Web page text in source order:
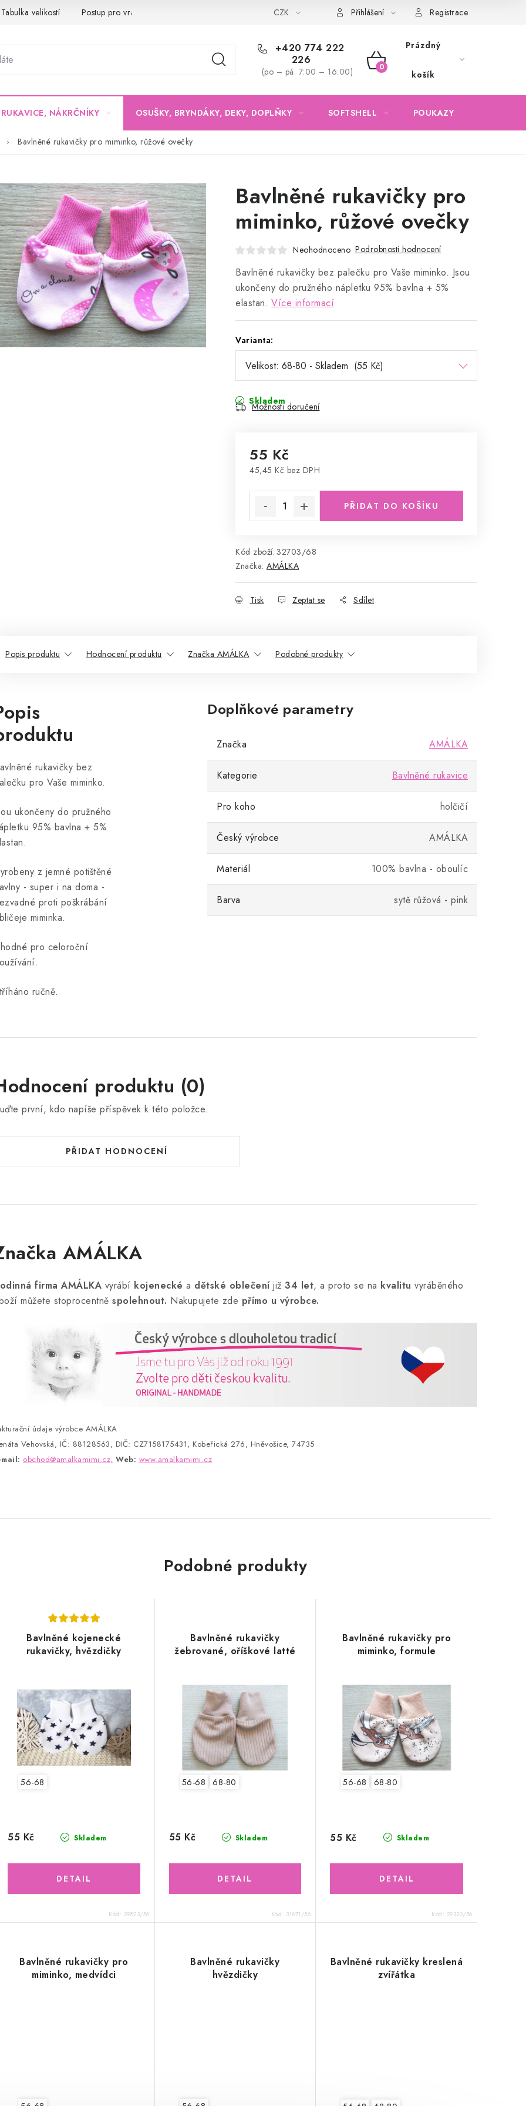
Tabulka velikostí Postup pro vrácení a výměnu Obchodní podmínky Podmínky ochrany osobních údajů
CZK Přihlášení Registrace
+420 774 222
226
(po – pá: 7:00 – 16:00)
NÁKUPNÍ
Prázdný
košík
NÁKRČNÍKY OSUŠKY, BRYNDÁKY, DEKY, DOPLŇKY SOFTSHELL POUKAZY
Bavlněné rukavičky pro miminko, růžové ovečky
Bavlněné rukavičky pro
miminko, růžové ovečky
Neohodnoceno Podrobnosti hodnocení
Bavlněné rukavičky bez palečku pro Vaše miminko. Jsou
ukončeny do pružného nápletku 95% bavlna + 5%
elastan. Více informací
Varianta:
Skladem
Možnosti doručení
55 Kč
45,45 Kč bez DPH
PŘIDAT DO KOŠÍKU
Kód zboží: 32703/68
Značka: AMÁLKA
Tisk Zeptat se Sdílet
Popis produktu Hodnocení produktu Značka AMÁLKA Podobné produkty
rukavičky bez
pro Vaše miminko.
ukončeny do pružného
95% bavlna + 5%
z jemné potištěné
- super i na doma -
proti poškrábání
miminka.
pro celoroční
ručně.
Doplňkové parametry
Značka AMÁLKA
Kategorie Bavlněné rukavice
Pro koho holčičí
Český výrobce AMÁLKA
Materiál 100% bavlna - oboulíc
Barva sytě růžová - pink
produktu (0)
první, kdo napíše příspěvek k této položce.
PŘIDAT HODNOCENÍ
AMÁLKA
firma AMÁLKA vyrábí kojenecké a dětské oblečeníjiž 34 let, a proto se na kvalitu vyráběného
můžete stoprocentně spolehnout. Nakupujete zde přímo u výrobce.
údaje výrobce AMÁLKA
Vehovská, IČ: 88128563, DIČ: CZ7158175431, Kobeřická 276, Hněvošice, 74735
mail: obchod@amalkamimi.cz, Web: www.amalkamimi.cz
Podobné produkty
Bavlněné kojenecké
rukavičky, hvězdičky
56-68
Skladem
55 Kč
Kód: 29823/56
Bavlněné rukavičky
žebrované, oříškové latté
56-68 68-80
Skladem
55 Kč
Kód: 31671/56
Bavlněné rukavičky pro
miminko, formule
56-68 68-80
Skladem
55 Kč
Kód: 29320/56
Bavlněné rukavičky pro
miminko, medvídci
Bavlněné rukavičky
hvězdičky
Bavlněné rukavičky kreslená
zvířátka